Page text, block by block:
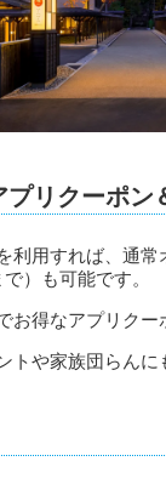
リクーポン
利用すれば、通
）も可能です。
お得なアプリクー
や家族団らんに